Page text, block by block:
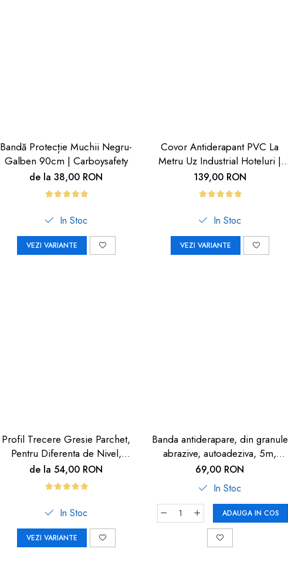
Bandă Protecție Muchii Negru-
Galben 90cm | Carboysafety
de la 38,00 RON
In Stoc
VEZI VARIANTE
Covor Antiderapant PVC La
Metru Uz Industrial Hoteluri |
Carboysafety
139,00 RON
In Stoc
VEZI VARIANTE
Profil Trecere Gresie Parchet,
Pentru Diferenta de Nivel,
Culoare Lemn Închis,
Autoadeziv, 90cm
de la 54,00 RON
In Stoc
VEZI VARIANTE
Banda antiderapare, din granule
abrazive, autoadeziva, 5m,
neagra
69,00 RON
In Stoc
ADAUGA IN COS